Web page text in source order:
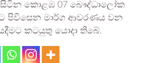
සිටින කොළඹ 07 බෞද්ධාලෝක
පිවිසෙන මාර්ග ආවරණය වන
කටයුතු යොදා තිබේ.